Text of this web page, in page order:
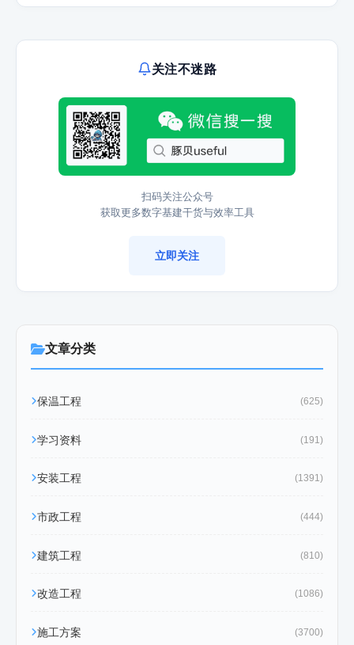
关注不迷路
扫码关注公众号
获取更多数字基建干货与效率工具
立即关注
文章分类
保温工程 (625)
学习资料 (191)
安装工程 (1391)
市政工程 (444)
建筑工程 (810)
改造工程 (1086)
施工方案 (3700)